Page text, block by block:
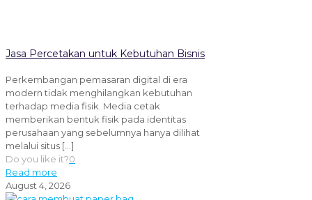
Jasa Percetakan untuk Kebutuhan Bisnis
Perkembangan pemasaran digital di era
modern tidak menghilangkan kebutuhan
terhadap media fisik. Media cetak
memberikan bentuk fisik pada identitas
perusahaan yang sebelumnya hanya dilihat
melalui situs […]
Do you like it?0
Read more
August 4, 2026